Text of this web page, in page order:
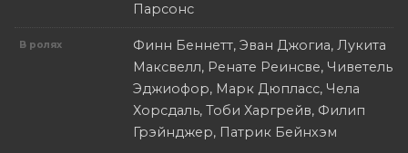
Парсонс
В ролях
Финн Беннетт, Эван Джогиа, Лукита
Максвелл, Ренате Реинсве, Чиветель
Эджиофор, Марк Дюпласс, Чела
Хорсдаль, Тоби Харгрейв, Филип
Грэйнджер, Патрик Бейнхэм